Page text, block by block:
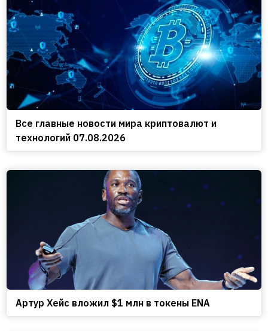
Все главные новости мира криптовалют и
технологий 07.08.2026
Артур Хейс вложил $1 млн в токены ENA